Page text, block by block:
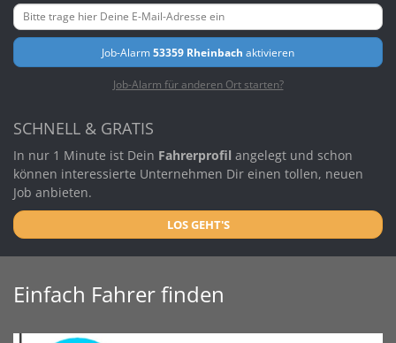
Job-Alarm53359 Rheinbach aktivieren
Job-Alarm für anderen Ort starten?
SCHNELL & GRATIS
In nur 1 Minute ist Dein Fahrerprofil angelegt und schon
können interessierte Unternehmen Dir einen tollen, neuen
Job anbieten.
LOS GEHT'S
Einfach Fahrer finden